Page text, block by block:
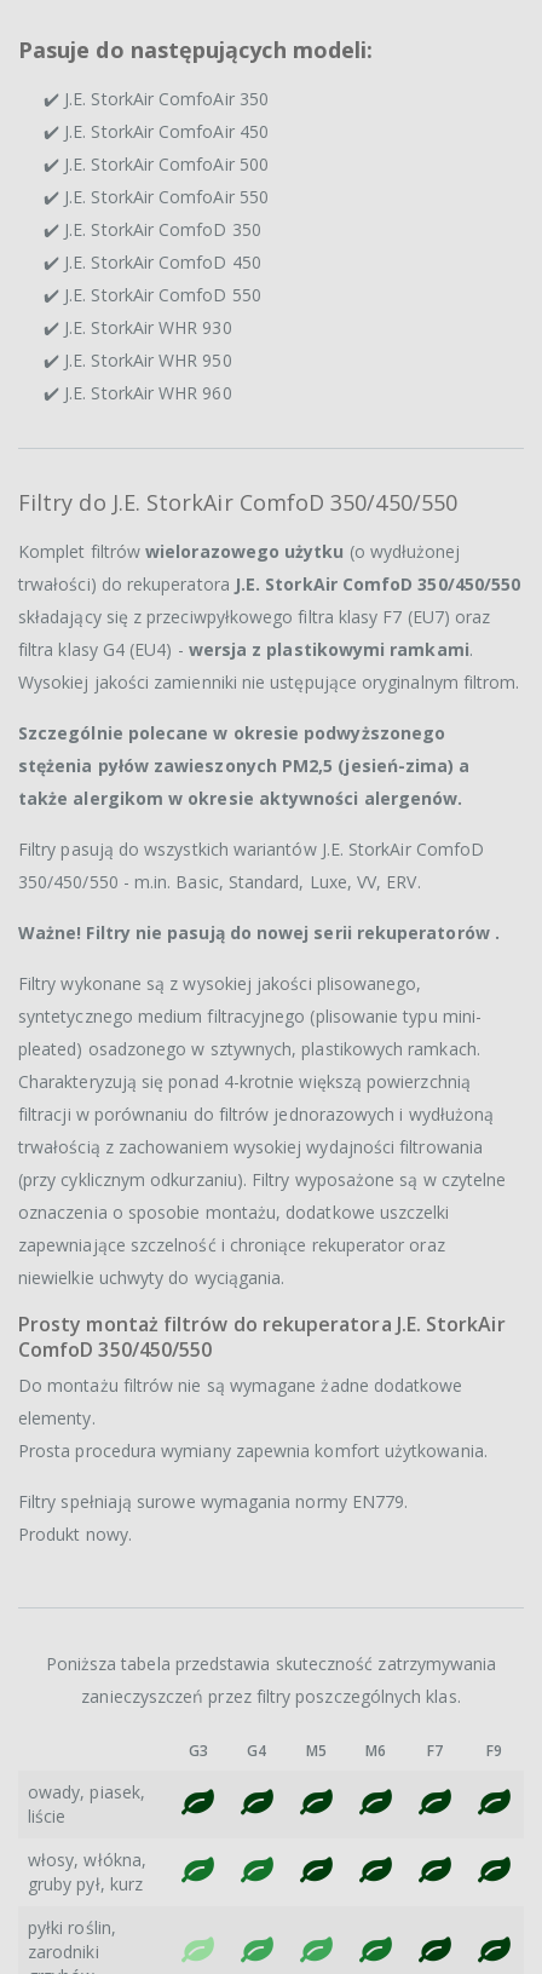
Pasuje do następujących modeli:
✔️ J.E. StorkAir ComfoAir 350
✔️ J.E. StorkAir ComfoAir 450
✔️ J.E. StorkAir ComfoAir 500
✔️ J.E. StorkAir ComfoAir 550
✔️ J.E. StorkAir ComfoD 350
✔️ J.E. StorkAir ComfoD 450
✔️ J.E. StorkAir ComfoD 550
✔️ J.E. StorkAir WHR 930
✔️ J.E. StorkAir WHR 950
✔️ J.E. StorkAir WHR 960
Filtry do J.E. StorkAir ComfoD 350/450/550
Komplet filtrówwielorazowego użytku (o wydłużonej
trwałości) do rekuperatora J.E. StorkAir ComfoD 350/450/550
składający się z przeciwpyłkowego filtra klasy F7 (EU7) oraz
filtra klasy G4 (EU4) - wersja z plastikowymi ramkami.
Wysokiej jakości zamienniki nie ustępujące oryginalnym filtrom.
Szczególnie polecane w okresie podwyższonego
stężenia pyłów zawieszonych PM2,5 (jesień-zima) a
także alergikom w okresie aktywności alergenów.
Filtry pasują do wszystkich wariantów J.E. StorkAir ComfoD
350/450/550 - m.in. Basic, Standard, Luxe, VV, ERV.
Ważne! Filtry nie pasują do nowej serii rekuperatorów .
Filtry wykonane są z wysokiej jakości plisowanego,
syntetycznego medium filtracyjnego (plisowanie typu mini-
pleated) osadzonego w sztywnych, plastikowych ramkach.
Charakteryzują się ponad 4-krotnie większą powierzchnią
filtracji w porównaniu do filtrów jednorazowych i wydłużoną
trwałością z zachowaniem wysokiej wydajności filtrowania
(przy cyklicznym odkurzaniu). Filtry wyposażone są w czytelne
oznaczenia o sposobie montażu, dodatkowe uszczelki
zapewniające szczelność i chroniące rekuperator oraz
niewielkie uchwyty do wyciągania.
Prosty montaż filtrów do rekuperatora J.E. StorkAir
ComfoD 350/450/550
Do montażu filtrów nie są wymagane żadne dodatkowe
elementy.
Prosta procedura wymiany zapewnia komfort użytkowania.
Filtry spełniają surowe wymagania normy EN779.
Produkt nowy.
Poniższa tabela przedstawia skuteczność zatrzymywania
zanieczyszczeń przez filtry poszczególnych klas.
G3 G4 M5 M6 F7 F9
owady, piasek,
liście
włosy, włókna,
gruby pył, kurz
pyłki roślin,
zarodniki